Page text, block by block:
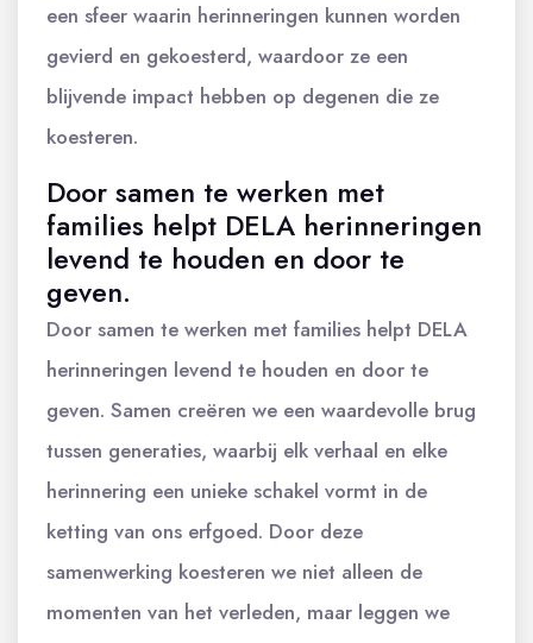
een sfeer waarin herinneringen kunnen worden
gevierd en gekoesterd, waardoor ze een
blijvende impact hebben op degenen die ze
koesteren.
Door samen te werken met
families helpt DELA herinneringen
levend te houden en door te
geven.
Door samen te werken met families helpt DELA
herinneringen levend te houden en door te
geven. Samen creëren we een waardevolle brug
tussen generaties, waarbij elk verhaal en elke
herinnering een unieke schakel vormt in de
ketting van ons erfgoed. Door deze
samenwerking koesteren we niet alleen de
momenten van het verleden, maar leggen we